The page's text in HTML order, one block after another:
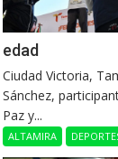
edad
Ciudad Victoria,
Sánchez,
Paz y...
ALTAMIRA